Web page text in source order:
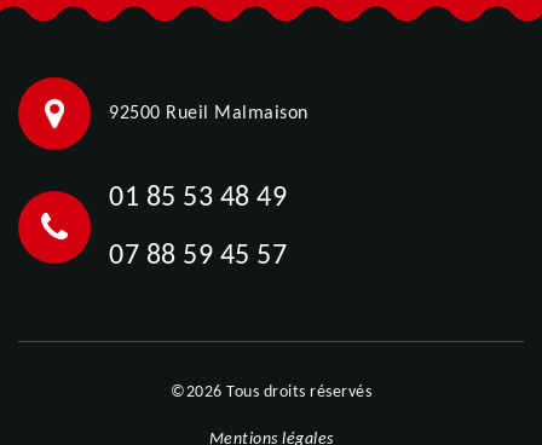
92500 Rueil Malmaison
01 85 53 48 49
07 88 59 45 57
©2026 Tous droits réservés
Mentions légales